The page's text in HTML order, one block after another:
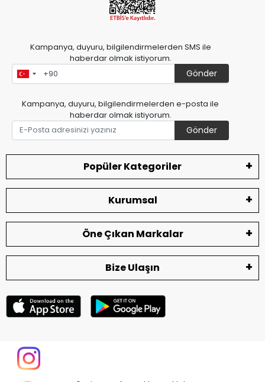
Kampanya, duyuru, bilgilendirmelerden SMS ile
haberdar olmak istiyorum.
Gönder
Kampanya, duyuru, bilgilendirmelerden e-posta ile
haberdar olmak istiyorum.
Gönder
Popüler Kategoriler
Kurumsal
Öne Çıkan Markalar
Bize Ulaşın